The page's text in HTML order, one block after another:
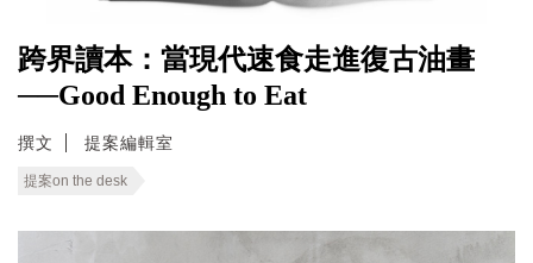
跨界讀本：當現代速食走進復古油畫
──Good Enough to Eat
撰文 提案編輯室
提案on the desk